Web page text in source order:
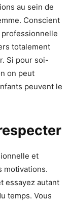
au sein de
Conscient
totalement
Si pour soi-
on peut
peuvent le
et
motivations.
essayez autant
temps. Vous